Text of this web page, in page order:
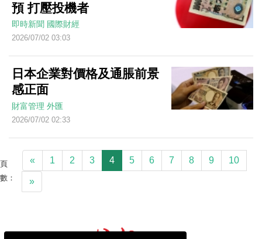
預 打壓投機者
即時新聞 國際財經
2026/07/02 03:03
日本企業對價格及通脹前景
感正面
財富管理 外匯
2026/07/02 02:33
頁
數：
« 1 2 3 4 5 6 7 8 9 10
»